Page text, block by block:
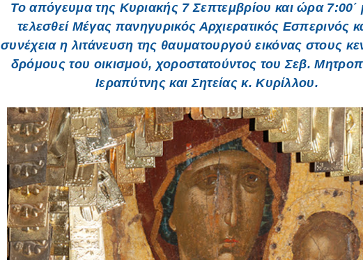
Το απόγευμα της Κυριακής 7 Σεπτεμβρίου και ώρα 7:00΄
τελεσθεί Μέγας πανηγυρικός Αρχιερατικός Εσπερινός
συνέχεια η λιτάνευση της θαυματουργού εικόνας στους
δρόμους του οικισμού, χοροστατούντος του Σεβ.
Ιεραπύτνης και Σητείας κ. Κυρίλλου.